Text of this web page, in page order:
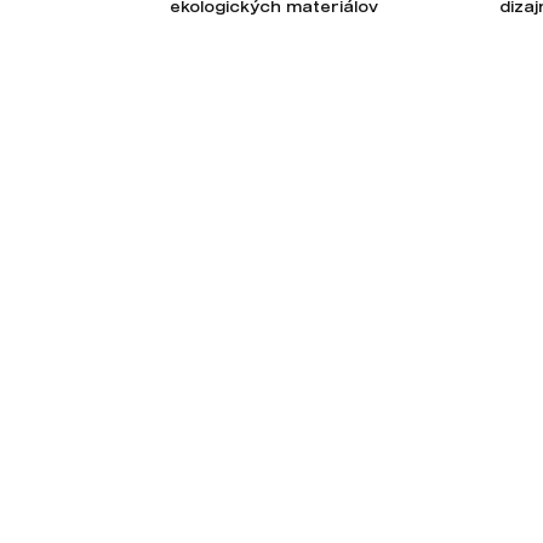
ekologických materiálov